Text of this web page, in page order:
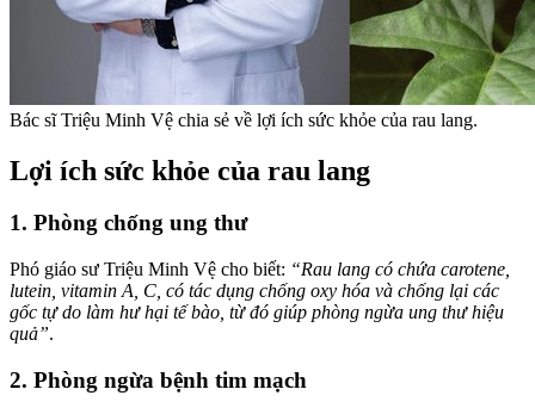
Bác sĩ Triệu Minh Vệ chia sẻ về lợi ích sức khỏe của rau lang.
Lợi ích sức khỏe của rau lang
1. Phòng chống ung thư
Phó giáo sư Triệu Minh Vệ cho biết: “Rau lang có chứa carotene,
lutein, vitamin A, C, có tác dụng chống oxy hóa và chống lại các
gốc tự do làm hư hại tế bào, từ đó giúp phòng ngừa ung thư hiệu
quả”.
2. Phòng ngừa bệnh tim mạch